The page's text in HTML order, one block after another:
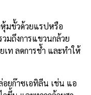
มขั้วด้วยแรปหรือ
มถึงการแขวนกล้วย
เท ลดการช้ำ และทำให้
อยก๊าซเอทิลีน เช่น แอ